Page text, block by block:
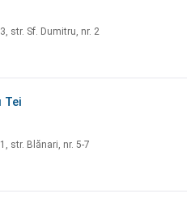
str. Sf. Dumitru, nr. 2
Tei
str. Blănari, nr. 5-7